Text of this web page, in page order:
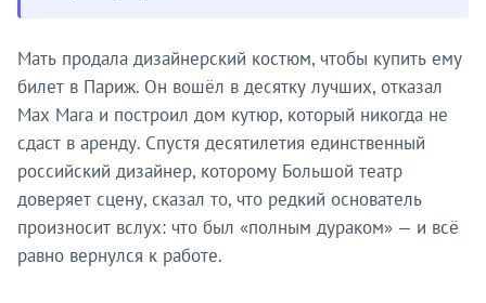
Мать продала дизайнерский костюм, чтобы купить ему
билет в Париж. Он вошёл в десятку лучших, отказал
Max Mara и построил дом кутюр, который никогда не
сдаст в аренду. Спустя десятилетия единственный
российский дизайнер, которому Большой театр
доверяет сцену, сказал то, что редкий основатель
произносит вслух: что был «полным дураком» — и всё
равно вернулся к работе.